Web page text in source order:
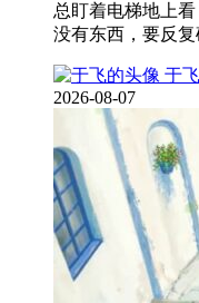
总盯着电梯地上
没有东西，要反
于飞
2026-08-07